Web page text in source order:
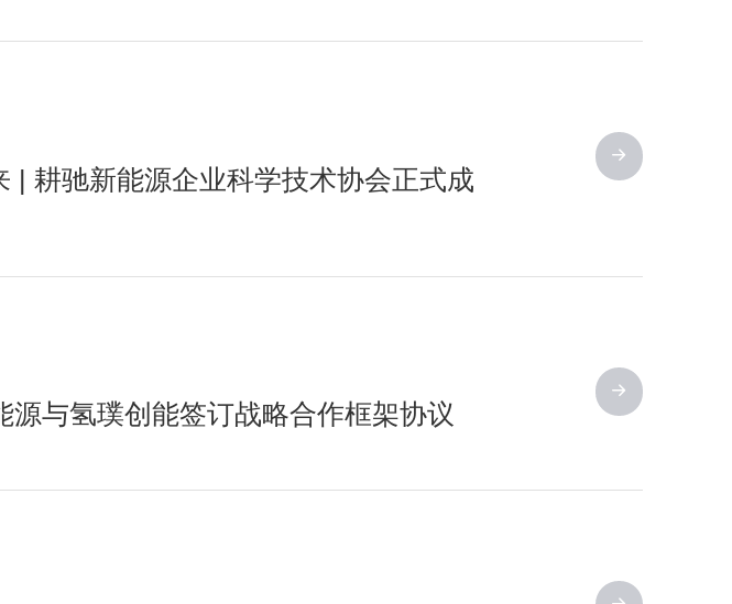
| 耕驰新能源企业科学技术协会正式成
与氢璞创能签订战略合作框架协议